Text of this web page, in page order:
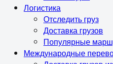
Логистика
Отследить груз
Доставка грузов
Популярные
Международные